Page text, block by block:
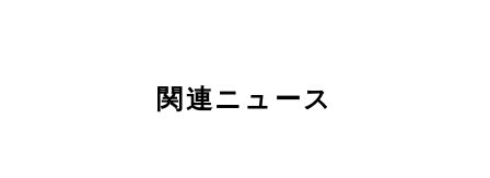
関連ニュース